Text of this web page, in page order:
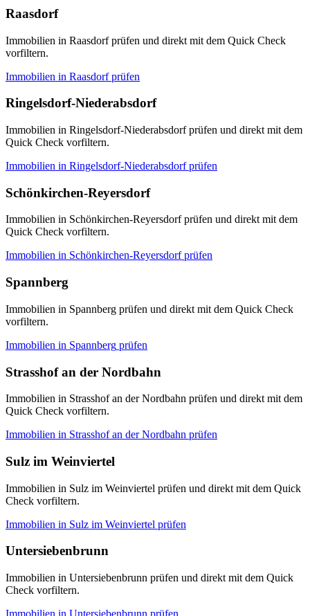
Raasdorf
Immobilien in Raasdorf prüfen und direkt mit dem Quick Check
vorfiltern.
Immobilien in Raasdorfprüfen
Ringelsdorf-Niederabsdorf
Immobilien in Ringelsdorf-Niederabsdorf prüfen und direkt mit dem
Quick Check vorfiltern.
Immobilien in Ringelsdorf-Niederabsdorfprüfen
Schönkirchen-Reyersdorf
Immobilien in Schönkirchen-Reyersdorf prüfen und direkt mit dem
Quick Check vorfiltern.
Immobilien in Schönkirchen-Reyersdorfprüfen
Spannberg
Immobilien in Spannberg prüfen und direkt mit dem Quick Check
vorfiltern.
Immobilien in Spannberg prüfen
Strasshof an der Nordbahn
Immobilien in Strasshof an der Nordbahn prüfen und direkt mit dem
Quick Check vorfiltern.
Immobilien in Strasshof an der Nordbahn prüfen
Sulz im Weinviertel
Immobilien in Sulz im Weinviertel prüfen und direkt mit dem Quick
Check vorfiltern.
Immobilien in Sulz im Weinviertel prüfen
Untersiebenbrunn
Immobilien in Untersiebenbrunn prüfen und direkt mit dem Quick
Check vorfiltern.